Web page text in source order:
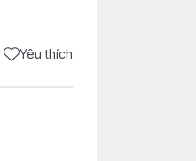
Yêu thích